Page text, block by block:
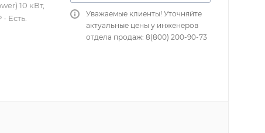
10 кВт,
Есть.
Уважаемые клиенты! Уточняйте
актуальные цены у инженеров
отдела продаж: 8(800) 200-90-73